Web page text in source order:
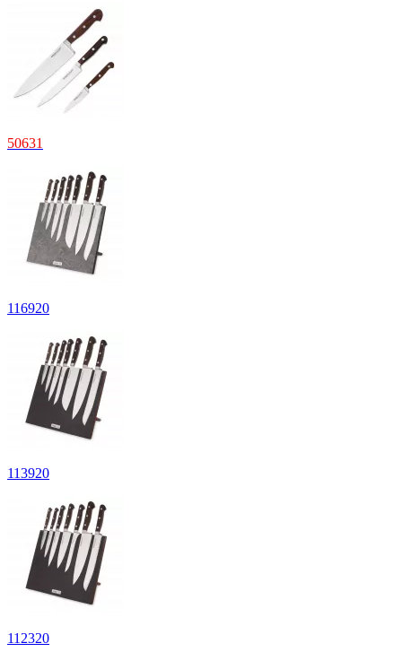
50631
116920
113920
112320